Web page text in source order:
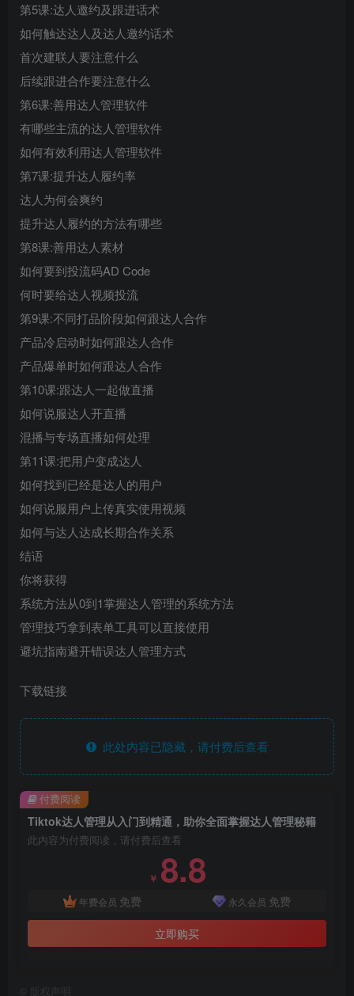
第5课:达人邀约及跟进话术
如何触达达人及达人邀约话术
首次建联人要注意什么
后续跟进合作要注意什么
第6课:善用达人管理软件
有哪些主流的达人管理软件
如何有效利用达人管理软件
第7课:提升达人履约率
达人为何会爽约
提升达人履约的方法有哪些
第8课:善用达人素材
如何要到投流码AD Code
何时要给达人视频投流
第9课:不同打品阶段如何跟达人合作
产品冷启动时如何跟达人合作
产品爆单时如何跟达人合作
第10课:跟达人一起做直播
如何说服达人开直播
混播与专场直播如何处理
第11课:把用户变成达人
如何找到已经是达人的用户
如何说服用户上传真实使用视频
如何与达人达成长期合作关系
结语
你将获得
系统方法从0到1掌握达人管理的系统方法
管理技巧拿到表单工具可以直接使用
避坑指南避开错误达人管理方式
下载链接
此处内容已隐藏，请付费后查看
Tiktok达人管理从入门到精通，助你全面掌握达人管理秘籍
此内容为付费阅读，请付费后查看
￥ 8.8
年费会员 免费 永久会员 免费
立即购买
付费阅读
版权声明